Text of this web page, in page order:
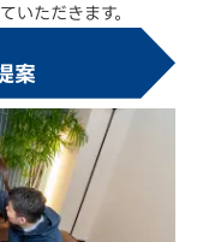
いただきます。
案